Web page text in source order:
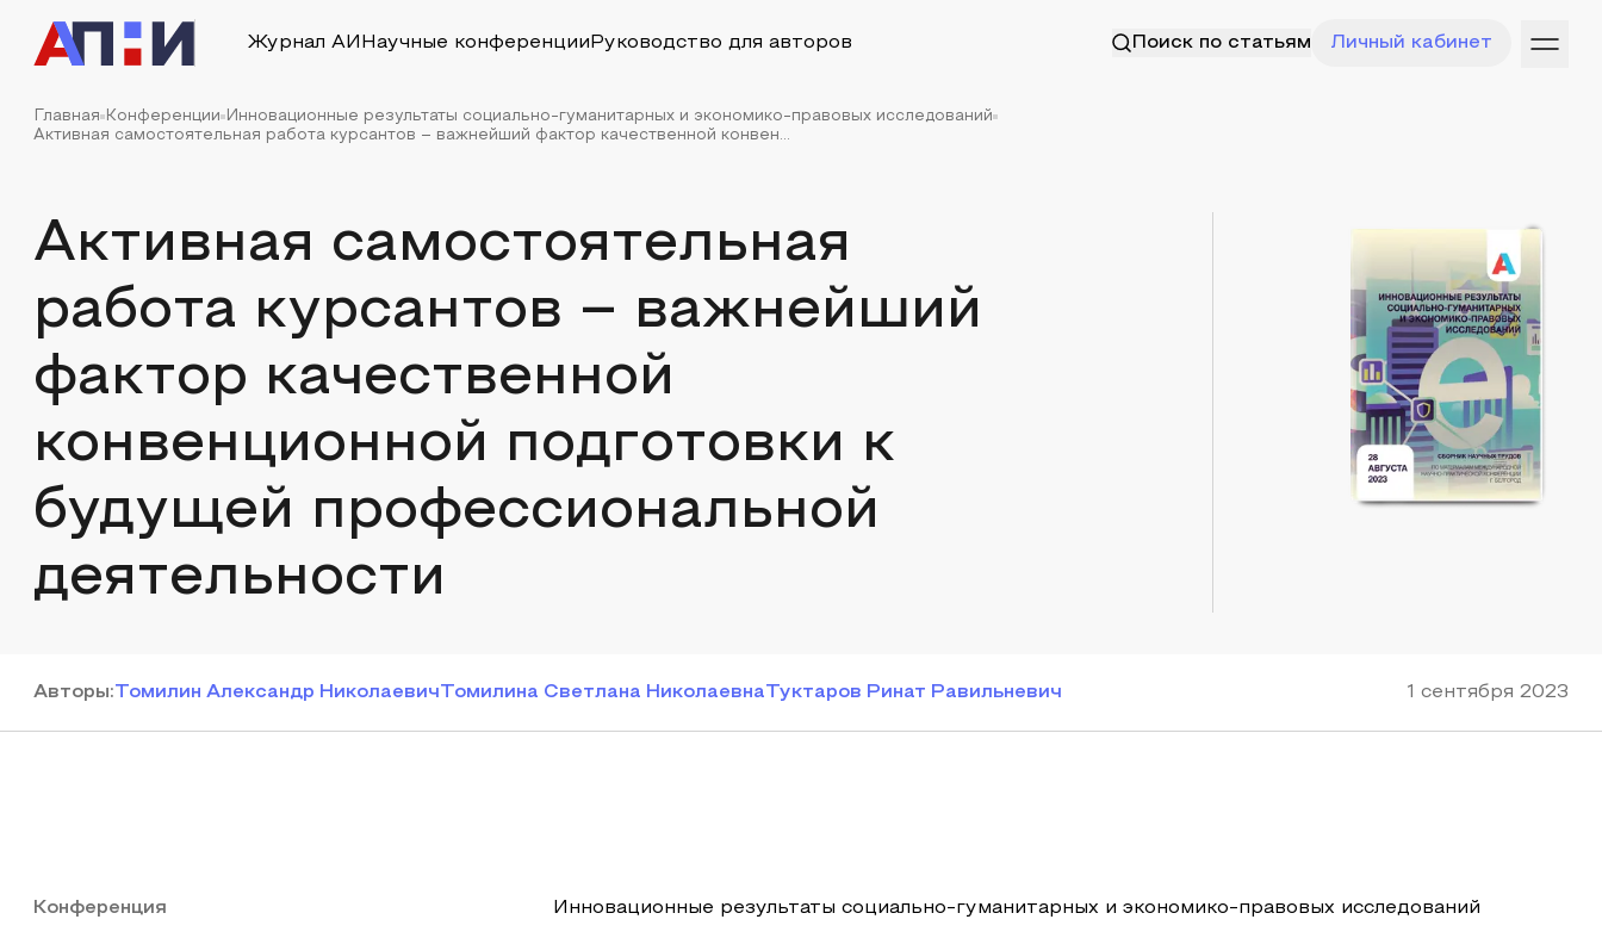
Журнал АИ Научные конференции Руководство для авторов Поиск по статьям Личный кабинет
Главная Конференции
Инновационные результаты социально-гуманитарных и экономико-правовых исследований
Активная самостоятельная работа курсантов – важнейший фактор качественной конвен...
Активная самостоятельная
работа курсантов – важнейший
фактор качественной
конвенционной подготовки к
будущей профессиональной
деятельности
Авторы: Томилин Александр Николаевич Томилина Светлана Николаевна Туктаров Ринат Равильневич 1 сентября 2023
Конференция Инновационные результаты социально-гуманитарных и экономико-правовых исследований